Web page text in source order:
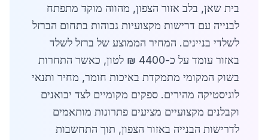
בית שאן, בלב אזור הצפון, מהווה מוקד מתפתח
לבנייה עם דרישות מקצועיות גבוהות בתחום הברזל
לשלדי בניינים. המחיר הממוצע של ברזל לשלד
באזור עומד על כ-4400 ₪ לטון, כאשר התחרות
בשוק המקומי מתמקדת באיכות חומר, מחיר ותנאי
לוגיסטיקה מהירים. ספקים מקומיים לצד יבואנים
וקבלנים מקצועיים מציעים פתרונות מותאמים
לדרישות הבנייה באזור הצפון, תוך התחשבות